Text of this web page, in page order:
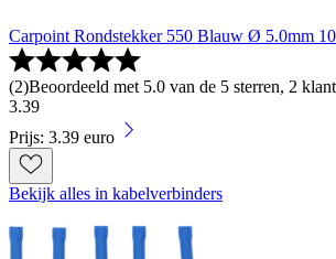
Carpoint Rondstekker 550 Blauw Ø 5.0mm
(2)Beoordeeld met 5.0 van de 5 sterren, 2
3.39
Prijs: 3.39 euro
Bekijk alles in kabelverbinders